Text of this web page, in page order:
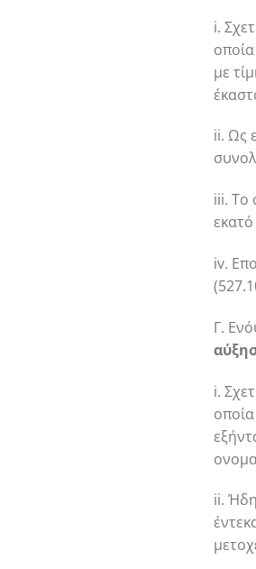
i.
με
ii. Ως
iii. Το
iv.
Γ.
i.
ii.